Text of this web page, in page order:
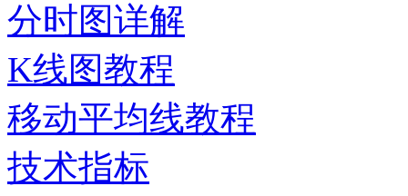
分时图详解
K线图教程
移动平均线教程
技术指标